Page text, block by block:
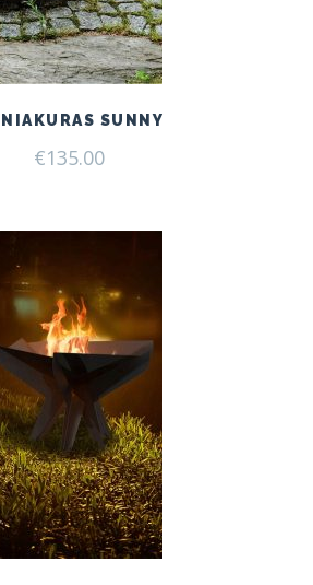
SUNNY
€135.00